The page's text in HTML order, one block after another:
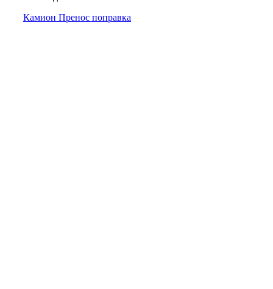
Камион Пренос поправка